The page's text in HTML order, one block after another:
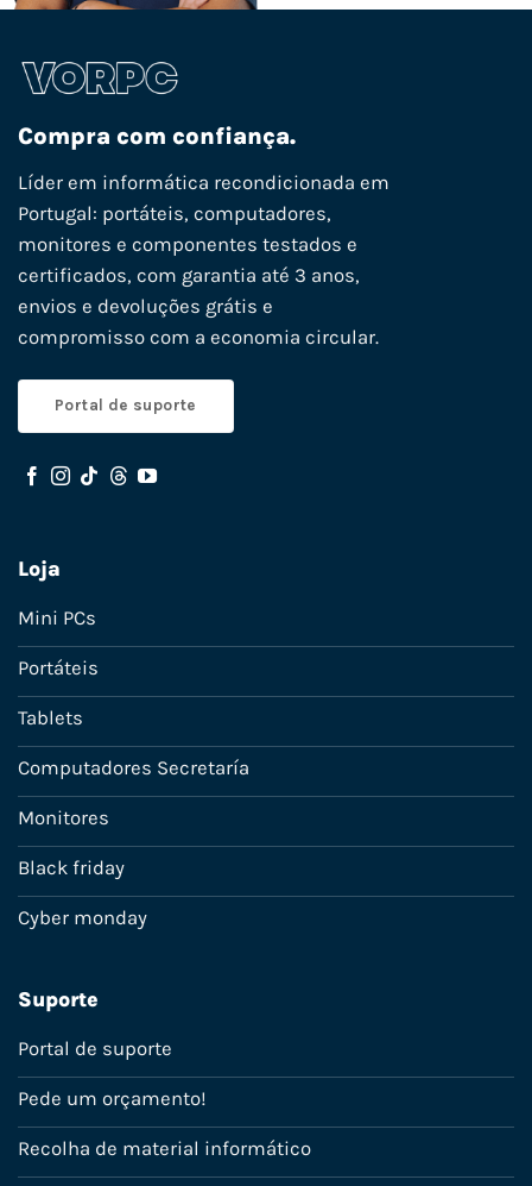
Compra com confiança.
Líder em informática recondicionada em
Portugal: portáteis, computadores,
monitores e componentes testados e
certificados, com garantia até 3 anos,
envios e devoluções grátis e
compromisso com a economia circular.
Portal de suporte
Loja
Mini PCs
Portáteis
Tablets
Computadores Secretaría
Monitores
Black friday
Cyber monday
Suporte
Portal de suporte
Pede um orçamento!
Recolha de material informático